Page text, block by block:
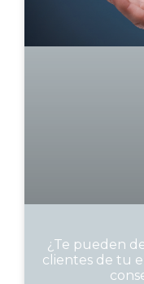
¿Te pueden
clientes de tu